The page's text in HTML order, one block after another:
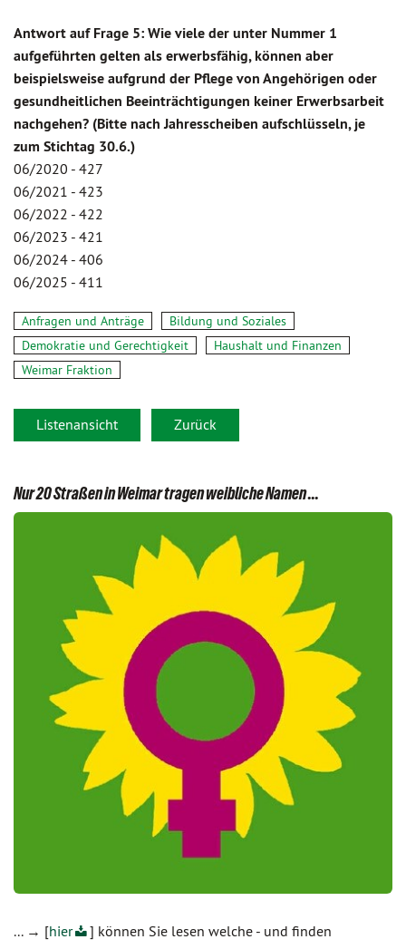
Antwort auf Frage 5: Wie viele der unter Nummer 1
aufgeführten gelten als erwerbsfähig, können aber
beispielsweise aufgrund der Pflege von Angehörigen oder
gesundheitlichen Beeinträchtigungen keiner Erwerbsarbeit
nachgehen? (Bitte nach Jahresscheiben aufschlüsseln, je
zum Stichtag 30.6.)
06/2020 - 427
06/2021 - 423
06/2022 - 422
06/2023 - 421
06/2024 - 406
06/2025 - 411
Anfragen und Anträge
Bildung und Soziales
Demokratie und Gerechtigkeit
Haushalt und Finanzen
Weimar Fraktion
Listenansicht Zurück
Nur 20 Straßen in Weimar tragen weibliche Namen ...
... → [hier
] können Sie lesen welche - und finden